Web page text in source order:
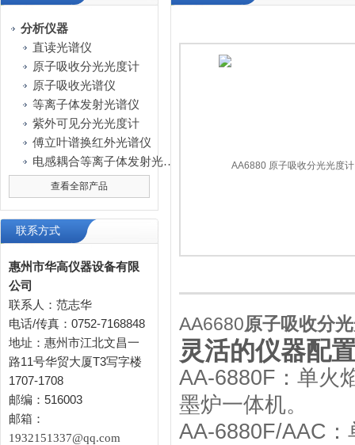
分析仪器
直读光谱仪
原子吸收分光光度计
原子吸收光谱仪
等离子体发射光谱仪
紫外可见分光光度计
傅立叶谱换红外光谱仪
电感耦合等离子体发射光谱仪
查看全部产品
联系方式
惠州市华高仪器设备有限
公司
联系人：范志华
电话/传真：0752-7168848
地址：惠州市江北文昌一
路11号华贸大厦T3写字楼
1707-1708
邮编：516003
邮箱：
1932151337@qq.com
AA6680原子吸收分
灵活的仪器配
AA-6880F：单火
墨炉一体机。
AA-6880F/AAC